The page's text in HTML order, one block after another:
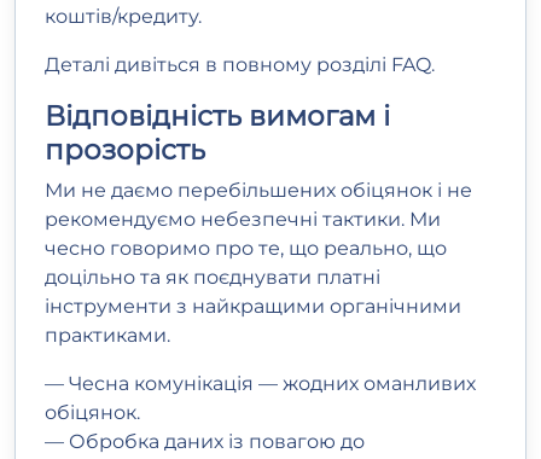
коштів/кредиту.
Деталі дивіться в повному розділі FAQ.
Відповідність вимогам і
прозорість
Ми не даємо перебільшених обіцянок і не
рекомендуємо небезпечні тактики. Ми
чесно говоримо про те, що реально, що
доцільно та як поєднувати платні
інструменти з найкращими органічними
практиками.
— Чесна комунікація — жодних оманливих
обіцянок.
— Обробка даних із повагою до